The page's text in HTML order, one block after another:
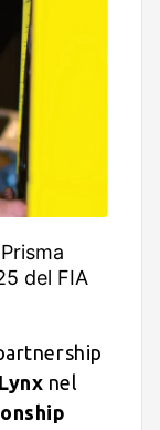
del FIA
nel